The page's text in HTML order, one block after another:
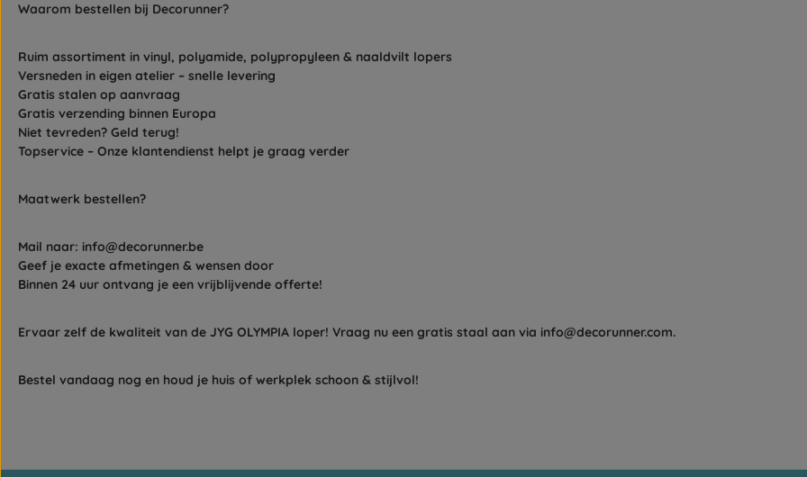
Waarom bestellen bij Decorunner?
Ruim assortiment in vinyl, polyamide, polypropyleen & naaldvilt lopers
Versneden in eigen atelier – snelle levering
Gratis stalen op aanvraag
Gratis verzending binnen Europa
Niet tevreden? Geld terug!
Topservice – Onze klantendienst helpt je graag verder
Maatwerk bestellen?
Mail naar: info@decorunner.be
Geef je exacte afmetingen & wensen door
Binnen 24 uur ontvang je een vrijblijvende offerte!
Ervaar zelf de kwaliteit van de JYG OLYMPIA loper! Vraag nu een gratis staal aan via info@decorunner.com.
Bestel vandaag nog en houd je huis of werkplek schoon & stijlvol!